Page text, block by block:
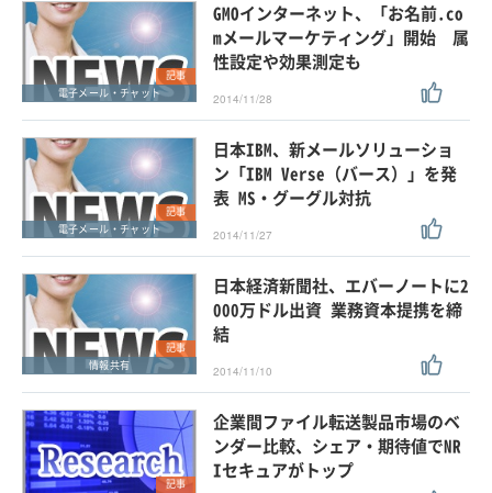
記事
電子メール・チャット
GMOインターネット、「お名前.co
mメールマーケティング」開始 属
性設定や効果測定も
2014/11/28
記事
電子メール・チャット
日本IBM、新メールソリューショ
ン「IBM Verse（バース）」を発
表 MS・グーグル対抗
2014/11/27
記事
情報共有
日本経済新聞社、エバーノートに2
000万ドル出資 業務資本提携を締
結
2014/11/10
記事
企業間ファイル転送製品市場のベ
ンダー比較、シェア・期待値でNR
Iセキュアがトップ